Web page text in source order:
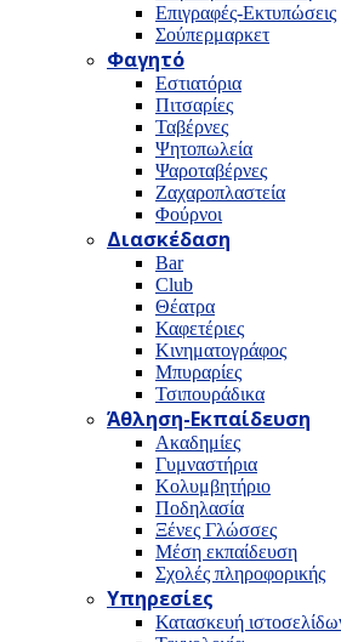
Επιγραφές-Εκτυπώσεις
Σούπερμαρκετ
Φαγητό
Εστιατόρια
Πιτσαρίες
Ταβέρνες
Ψητοπωλεία
Ψαροταβέρνες
Ζαχαροπλαστεία
Φούρνοι
Διασκέδαση
Bar
Club
Θέατρα
Καφετέριες
Κινηματογράφος
Μπυραρίες
Τσιπουράδικα
Άθληση-Εκπαίδευση
Ακαδημίες
Γυμναστήρια
Κολυμβητήριο
Ποδηλασία
Ξένες Γλώσσες
Μέση εκπαίδευση
Σχολές πληροφορικής
Υπηρεσίες
Κατασκευή